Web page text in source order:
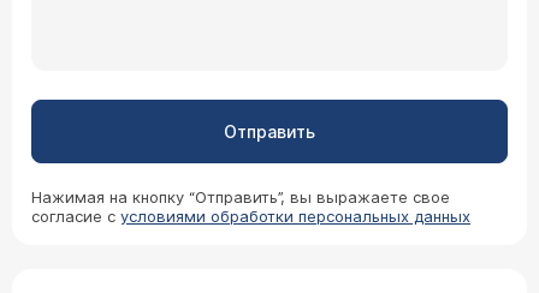
Отправить
Нажимая на кнопку “Отправить”, вы выражаете свое
согласие с условиями обработки персональных данных